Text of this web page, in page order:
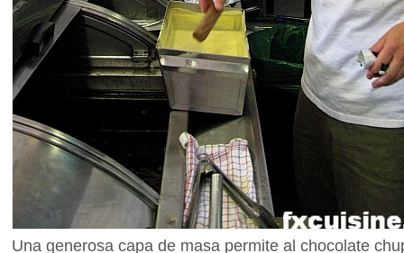
Una generosa capa de masa permite al chocolate